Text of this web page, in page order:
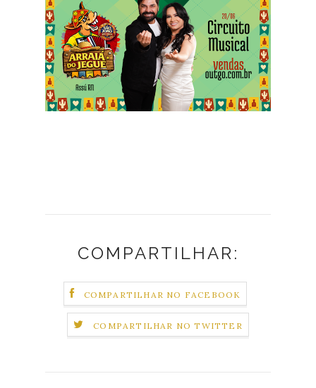
COMPARTILHAR:
COMPARTILHAR NO FACEBOOK
COMPARTILHAR NO TWITTER